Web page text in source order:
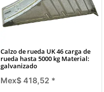
Calzo de rueda UK 46 carga de
rueda hasta 5000 kg Material:
galvanizado
Mex$ 418,52 *